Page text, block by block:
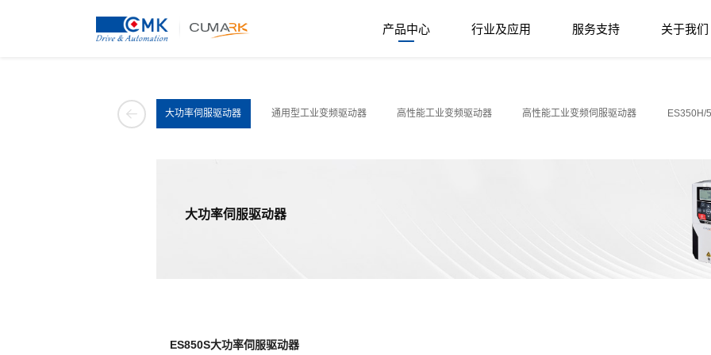
产品中心 行业及应用 服务支持 关于我们
高性能工业变频驱动系列产品 大功率伺服驱动器 通用型工业变频驱动器 高性能工业变频驱动器 高性能工业变频伺服驱动器 ES350H/
大功率伺服驱动器
ES850S大功率伺服驱动器